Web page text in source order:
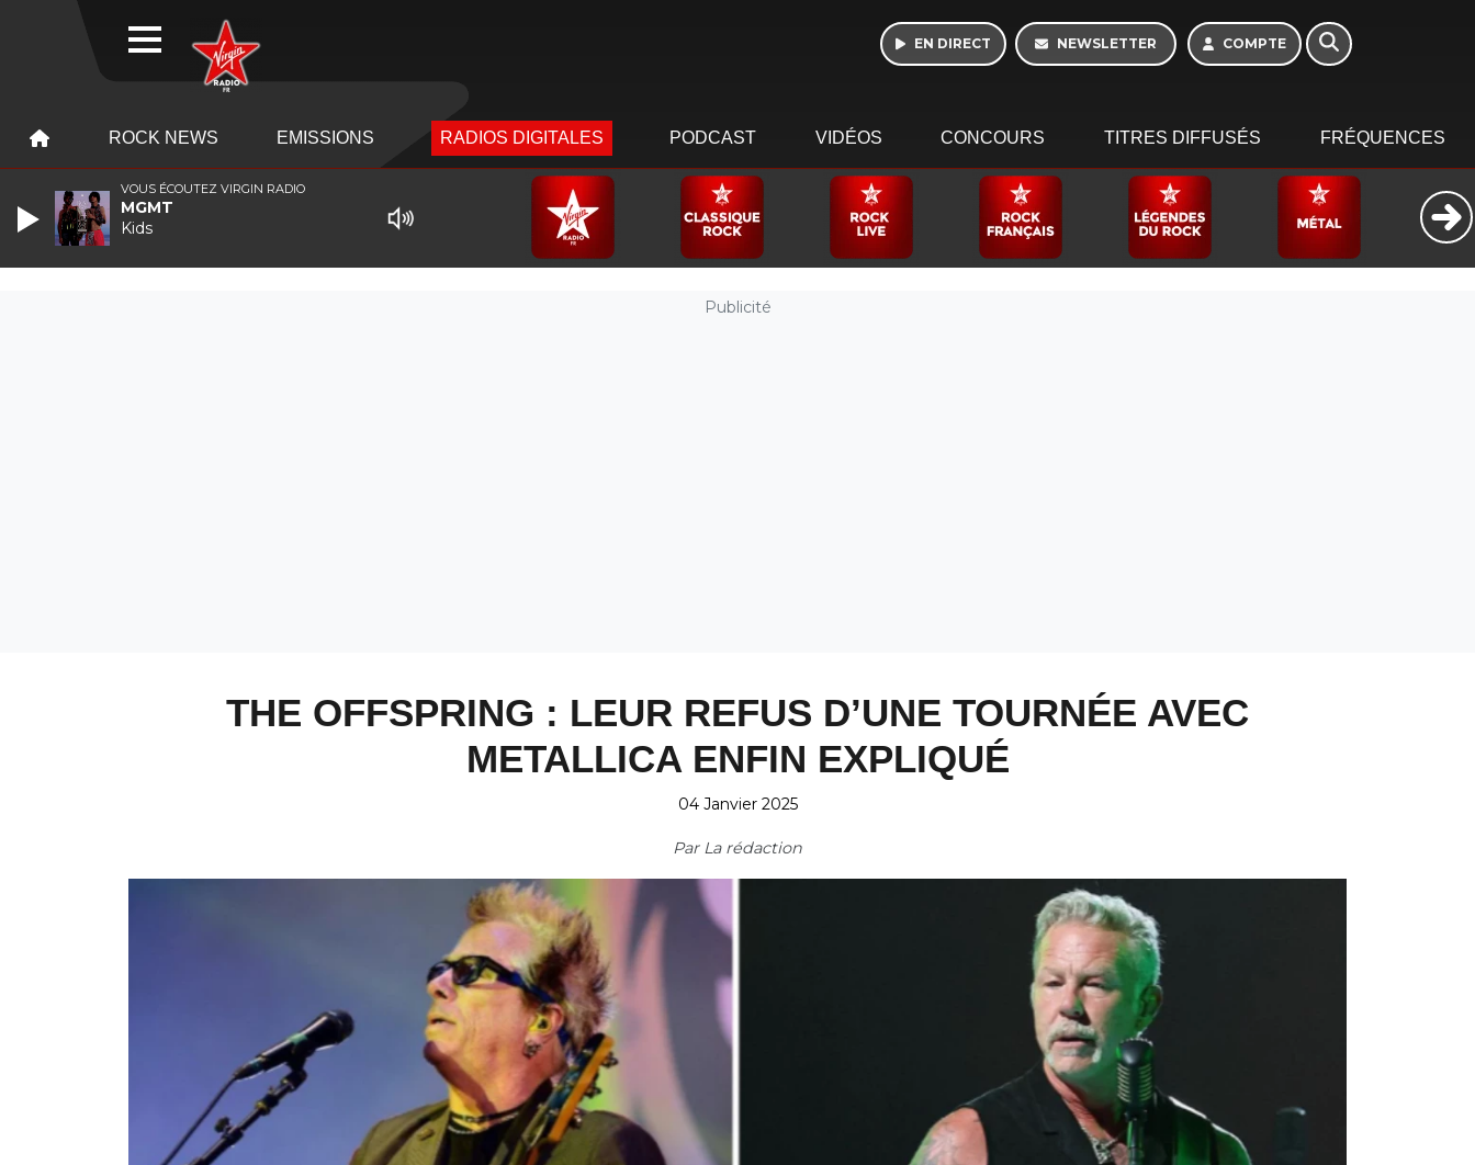
EN DIRECT NEWSLETTER COMPTE
ROCK NEWS EMISSIONS RADIOS DIGITALES PODCAST VIDÉOS CONCOURS TITRES DIFFUSÉS FRÉQUENCES
Publicité
THE OFFSPRING : LEUR REFUS D’UNE TOURNÉE AVEC
METALLICA ENFIN EXPLIQUÉ
04 Janvier 2025
Par La rédaction
VOUS ÉCOUTEZ VIRGIN RADIO
MGMT
Kids
WEBRADIO